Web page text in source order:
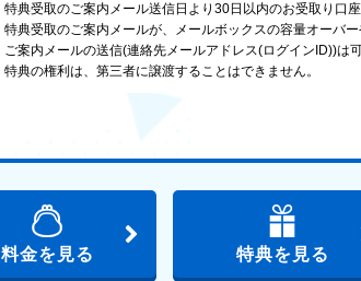
特典受取のご案内メール送信日より30日以内のお受取り口
特典受取のご案内メールが、メールボックスの容量オーバ
ご案内メールの送信(連絡先メールアドレス(ログインID))は
特典の権利は、第三者に譲渡することはできません。
料金を見る 特典を見る